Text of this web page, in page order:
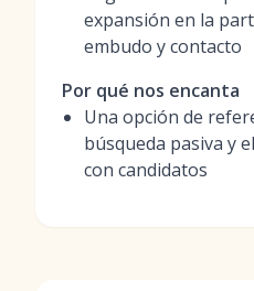
expansión en la
embudo y contacto
Por qué nos encanta
Una opción de
búsqueda pasiva y
con candidatos